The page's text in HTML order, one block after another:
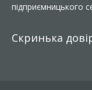
підприємницького
Скринька